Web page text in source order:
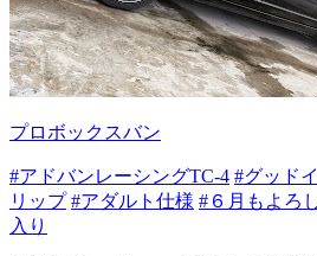
プロボックスバン
#アドバンレーシングTC-4 #グッド
リップ #アダルト仕様 #６月もよろ
入り